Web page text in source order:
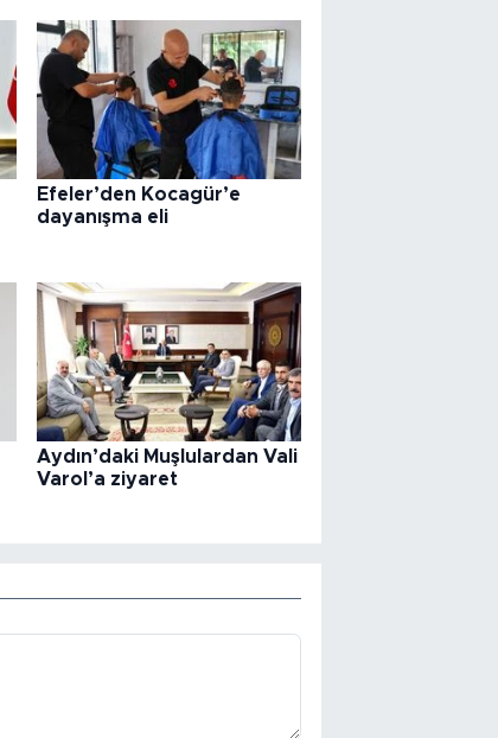
Efeler’den Kocagür’e
dayanışma eli
Aydın’daki Muşlulardan Vali
Varol’a ziyaret